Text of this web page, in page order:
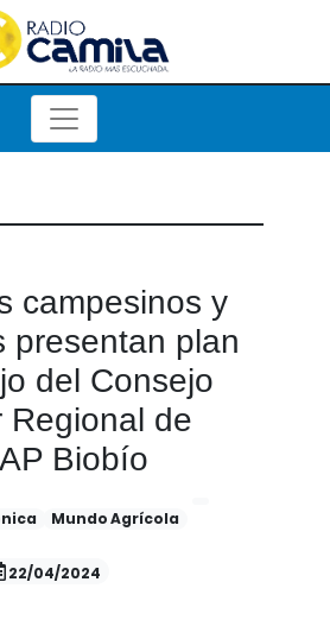
campesinos y
presentan plan
del Consejo
Regional de
Biobío
Mundo Agrícola
22/04/2024